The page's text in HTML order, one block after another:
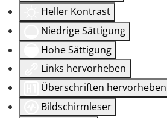
Heller Kontrast
Niedrige Sättigung
Hohe Sättigung
Links hervorheben
Überschriften hervorheben
Bildschirmleser